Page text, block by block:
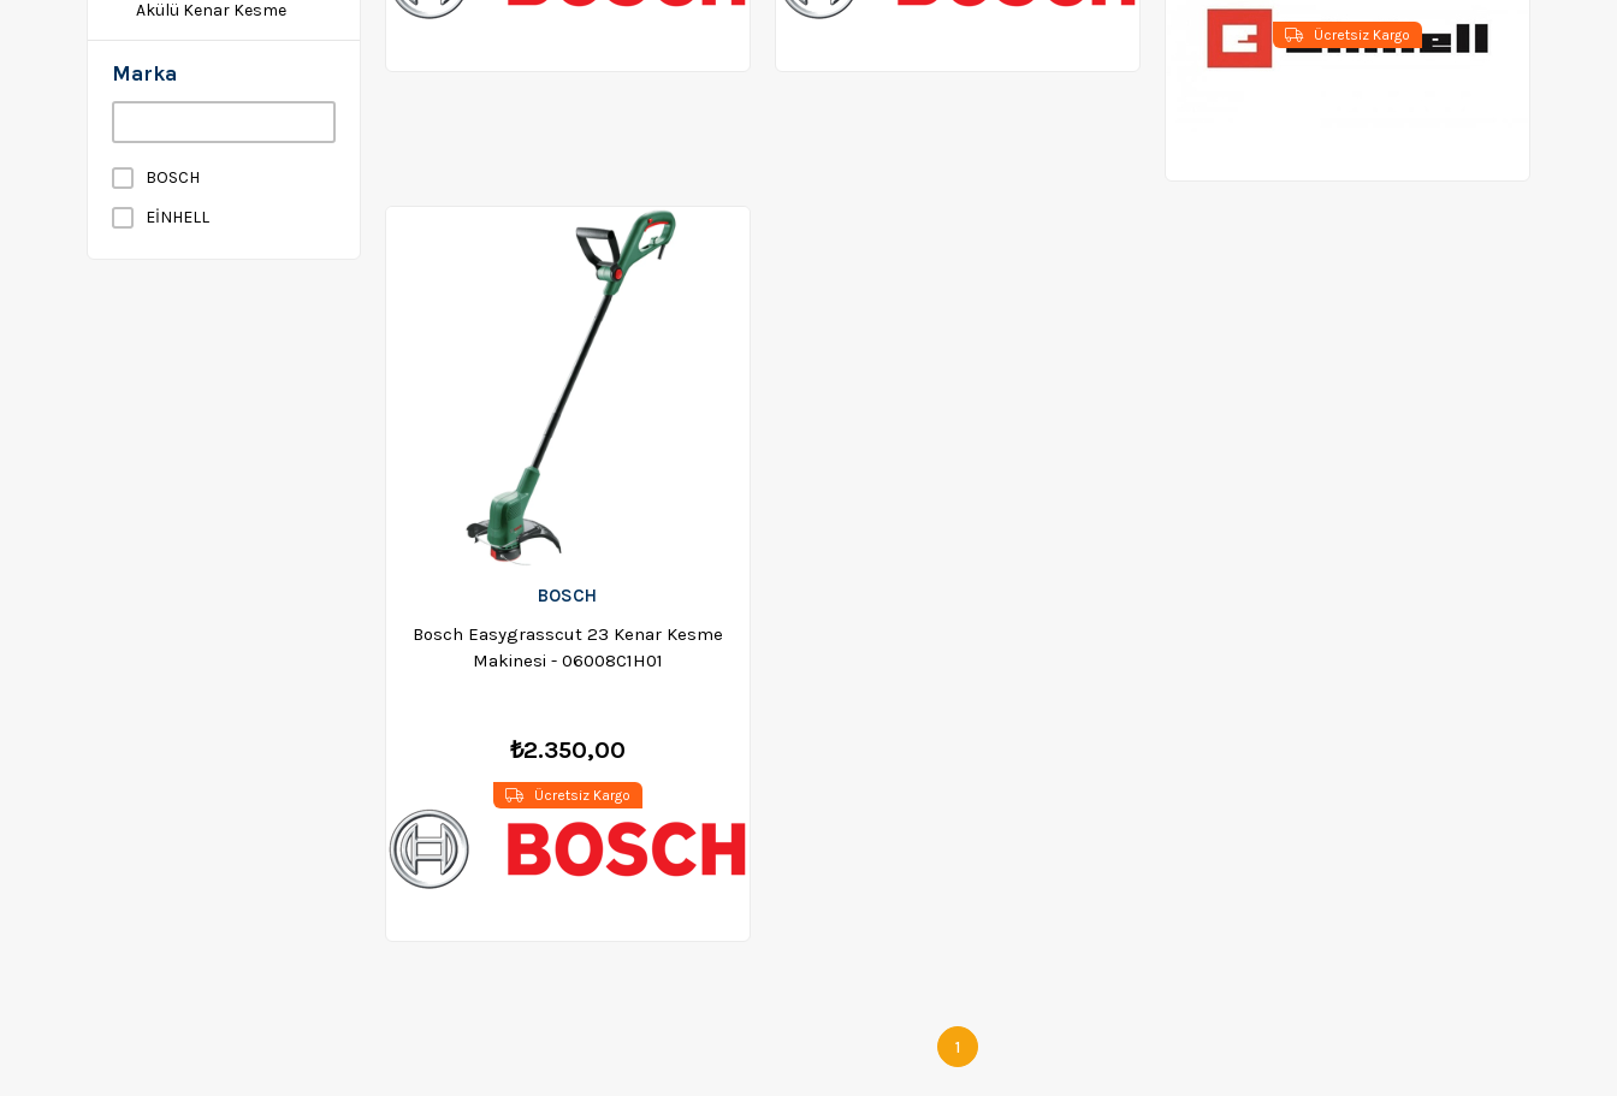
Akülü Kenar Kesme
Marka
BOSCH
EİNHELL
Ücretsiz Kargo
BOSCH
Bosch Easygrasscut 23 Kenar Kesme
Makinesi - 06008C1H01
₺2.350,00
Ücretsiz Kargo
1